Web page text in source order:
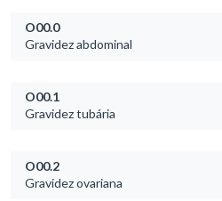
O00.0
Gravidez abdominal
O00.1
Gravidez tubária
O00.2
Gravidez ovariana